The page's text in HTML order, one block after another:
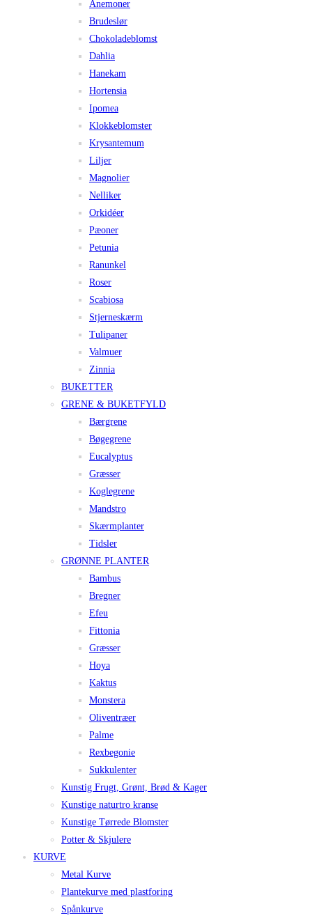
Anemoner
Brudeslør
Chokoladeblomst
Dahlia
Hanekam
Hortensia
Ipomea
Klokkeblomster
Krysantemum
Liljer
Magnolier
Nelliker
Orkidéer
Pæoner
Petunia
Ranunkel
Roser
Scabiosa
Stjerneskærm
Tulipaner
Valmuer
Zinnia
BUKETTER
GRENE & BUKETFYLD
Bærgrene
Bøgegrene
Eucalyptus
Græsser
Koglegrene
Mandstro
Skærmplanter
Tidsler
GRØNNE PLANTER
Bambus
Bregner
Efeu
Fittonia
Græsser
Hoya
Kaktus
Monstera
Oliventræer
Palme
Rexbegonie
Sukkulenter
Kunstig Frugt, Grønt, Brød & Kager
Kunstige naturtro kranse
Kunstige Tørrede Blomster
Potter & Skjulere
KURVE
Metal Kurve
Plantekurve med plastforing
Spånkurve